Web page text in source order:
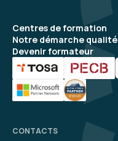
Centres de formation
Notre démarche qualité
Devenir formateur
CONTACTS